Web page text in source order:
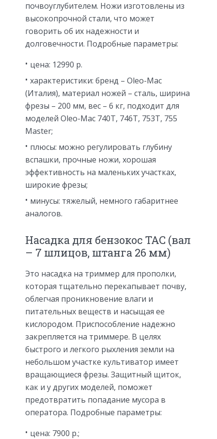
почвоуглубителем. Ножи изготовлены из
высокопрочной стали, что может
говорить об их надежности и
долговечности. Подробные параметры:
цена: 12990 р.
характеристики: бренд – Oleo-Mac
(Италия), материал ножей – сталь, ширина
фрезы – 200 мм, вес – 6 кг, подходит для
моделей Oleo-Mac 740T, 746T, 753T, 755
Master;
плюсы: можно регулировать глубину
вспашки, прочные ножи, хорошая
эффективность на маленьких участках,
широкие фрезы;
минусы: тяжелый, немного габаритнее
аналогов.
Насадка для бензокос TAC (вал
– 7 шлицов, штанга 26 мм)
Это насадка на триммер для прополки,
которая тщательно перекапывает почву,
облегчая проникновение влаги и
питательных веществ и насыщая ее
кислородом. Приспособление надежно
закрепляется на триммере. В целях
быстрого и легкого рыхления земли на
небольшом участке культиватор имеет
вращающиеся фрезы. Защитный щиток,
как и у других моделей, поможет
предотвратить попадание мусора в
оператора. Подробные параметры:
цена: 7900 р.;